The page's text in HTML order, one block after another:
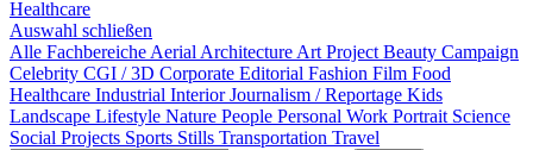
Healthcare
Auswahl schließen
Alle Fachbereiche Aerial Architecture Art Project Beauty Campaign
Celebrity CGI / 3D Corporate Editorial Fashion Film Food
Healthcare Industrial InteriorJournalism / Reportage Kids
Landscape Lifestyle Nature People Personal Work Portrait Science
Social Projects Sports Stills Transportation Travel